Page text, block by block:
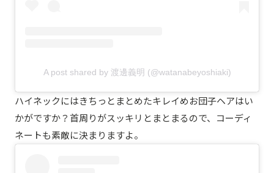
A post shared by 渡邊義明 (@watanabeyoshiaki)
ハイネックにはきちっとまとめたキレイめお団子ヘアはい
かがですか？首周りがスッキリとまとまるので、コーディ
ネートも素敵に決まりますよ。